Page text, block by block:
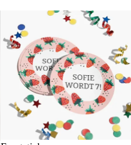
Nieuwe opties